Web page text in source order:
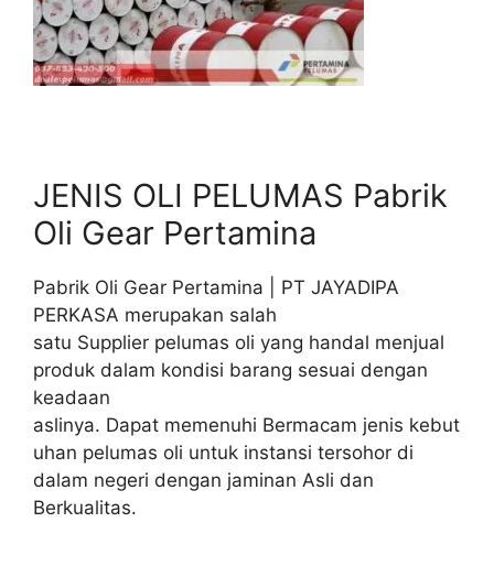
JENIS OLI PELUMAS Pabrik
Oli Gear Pertamina
Pabrik Oli Gear Pertamina | PT JAYADIPA
PERKASA merupakan salah
satu Supplier pelumas oli yang handal menjual
produk dalam kondisi barang sesuai dengan
keadaan
aslinya. Dapat memenuhi Bermacam jenis kebut
uhan pelumas oli untuk instansi tersohor di
dalam negeri dengan jaminan Asli dan
Berkualitas.